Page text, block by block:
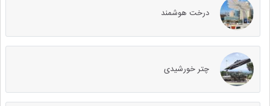
درخت هوشمند
چتر خورشیدی